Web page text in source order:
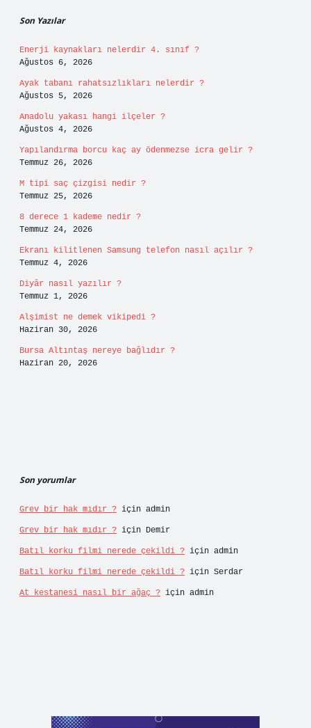
Son Yazılar
Enerji kaynakları nelerdir 4. sınıf ?
Ağustos 6, 2026
Ayak tabanı rahatsızlıkları nelerdir ?
Ağustos 5, 2026
Anadolu yakası hangi ilçeler ?
Ağustos 4, 2026
Yapılandırma borcu kaç ay ödenmezse icra gelir ?
Temmuz 26, 2026
M tipi saç çizgisi nedir ?
Temmuz 25, 2026
8 derece 1 kademe nedir ?
Temmuz 24, 2026
Ekranı kilitlenen Samsung telefon nasıl açılır ?
Temmuz 4, 2026
Diyâr nasıl yazılır ?
Temmuz 1, 2026
Alşimist ne demek vikipedi ?
Haziran 30, 2026
Bursa Altıntaş nereye bağlıdır ?
Haziran 20, 2026
Son yorumlar
Grev bir hak mıdır ? için admin
Grev bir hak mıdır ? için Demir
Batıl korku filmi nerede çekildi ? için admin
Batıl korku filmi nerede çekildi ? için Serdar
At kestanesi nasıl bir ağaç ? için admin